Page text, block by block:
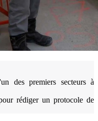
des premiers secteurs à
rédiger un protocole de